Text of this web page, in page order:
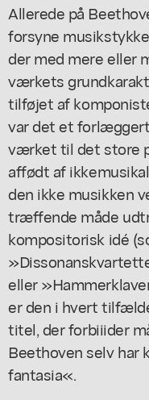
Allerede på
forsyne
der med mere eller
værkets
tilføjet af
var det et
værket til det store
affødt af
den ikke musikken
træffende måde
kompositorisk idé
eller
er den i hvert
titel, der forbiiider
Beethoven selv har
fantasia«.